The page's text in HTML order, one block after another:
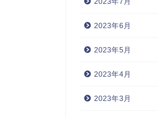
2023年6月
2023年5月
2023年4月
2023年3月